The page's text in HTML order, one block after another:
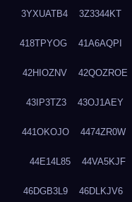
3YXUATB4 3Z3344KT
418TPYOG 41A6AQPI
42HIOZNV 42QOZROE
43IP3TZ3 43OJ1AEY
441OKOJO 4474ZR0W
44E14L85 44VA5KJF
46DGB3L9 46DLKJV6